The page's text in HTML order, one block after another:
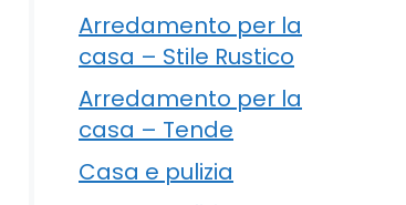
Arredamento per la
casa – Stile Rustico
Arredamento per la
casa – Tende
Casa e pulizia